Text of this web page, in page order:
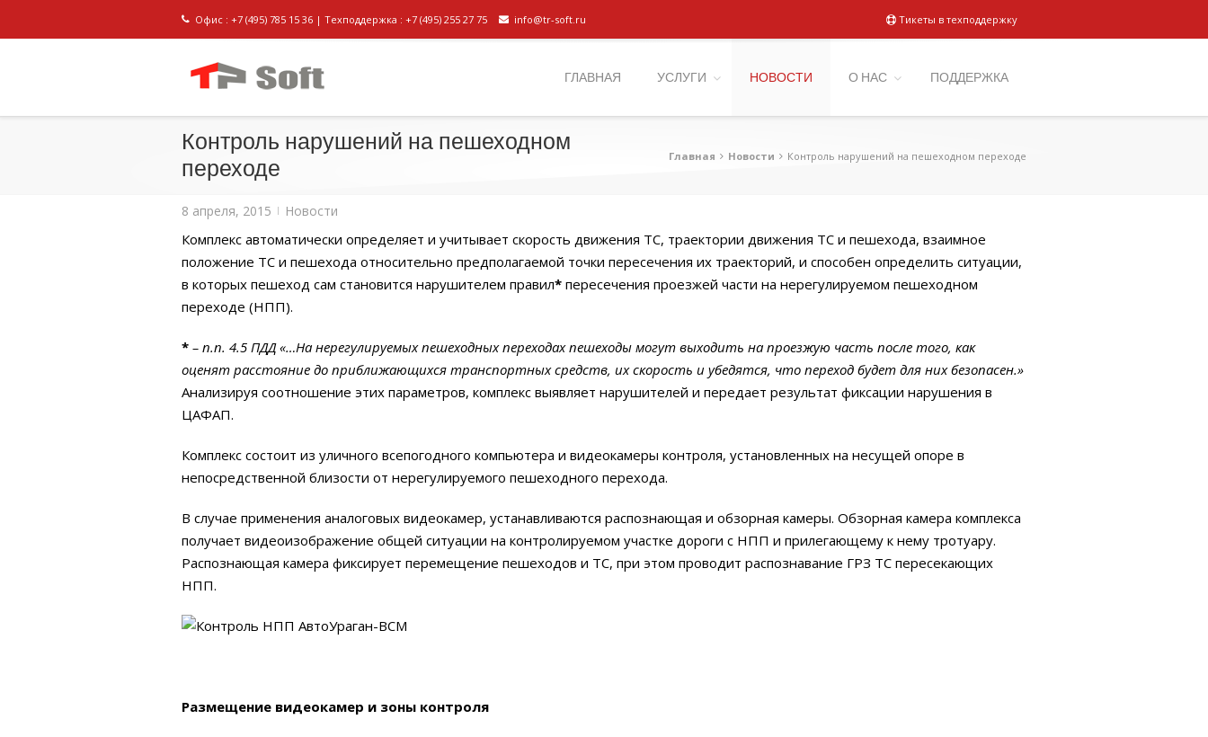
Офис : +7 (495) 785 15 36 | Техподдержка : +7 (495) 255 27 75 info@tr-soft.ru Тикеты в техподдержку
ГЛАВНАЯ УСЛУГИ НОВОСТИ О НАС ПОДДЕРЖКА
Контроль нарушений на пешеходном
переходе
Главная Новости Контроль нарушений на пешеходном переходе
8 апреля, 2015 | Новости
Комплекс автоматически определяет и учитывает скорость движения ТС, траектории движения ТС и пешехода, взаимное
положение ТС и пешехода относительно предполагаемой точки пересечения их траекторий, и способен определить ситуации,
в которых пешеход сам становится нарушителем правил* пересечения проезжей части на нерегулируемом пешеходном
переходе (НПП).
* – п.п. 4.5 ПДД «…На нерегулируемых пешеходных переходах пешеходы могут выходить на проезжую часть после того, как
оценят расстояние до приближающихся транспортных средств, их скорость и убедятся, что переход будет для них безопасен.»
Анализируя соотношение этих параметров, комплекс выявляет нарушителей и передает результат фиксации нарушения в
ЦАФАП.
Комплекс состоит из уличного всепогодного компьютера и видеокамеры контроля, установленных на несущей опоре в
непосредственной близости от нерегулируемого пешеходного перехода.
В случае применения аналоговых видеокамер, устанавливаются распознающая и обзорная камеры. Обзорная камера комплекса
получает видеоизображение общей ситуации на контролируемом участке дороги с НПП и прилегающему к нему тротуару.
Распознающая камера фиксирует перемещение пешеходов и ТС, при этом проводит распознавание ГРЗ ТС пересекающих
НПП.
Размещение видеокамер и зоны контроля